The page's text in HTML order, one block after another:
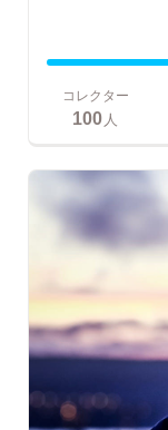
コレクター
100人